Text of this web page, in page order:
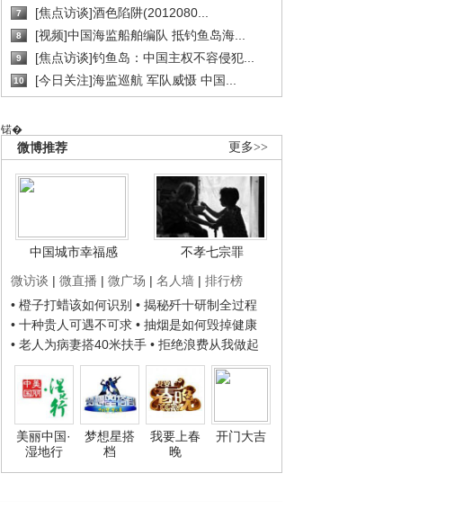
7 [焦点访谈]酒色陷阱(2012080...
8 [视频]中国海监船舶编队 抵钓鱼岛海...
9 [焦点访谈]钓鱼岛：中国主权不容侵犯...
10 [今日关注]海监巡航 军队威慑 中国...
锘�
更多>>
微博推荐
中国城市幸福感
不孝七宗罪
微访谈 | 微直播 | 微广场 | 名人墙 | 排行榜
• 橙子打蜡该如何识别 • 揭秘歼十研制全过程
• 十种贵人可遇不可求 • 抽烟是如何毁掉健康
• 老人为病妻搭40米扶手 • 拒绝浪费从我做起
美丽中国·
湿地行
梦想星搭
档
我要上春
晚
开门大吉